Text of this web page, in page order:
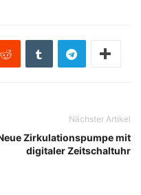
Nächster Artikel
Zirkulationspumpe mit
digitaler Zeitschaltuhr